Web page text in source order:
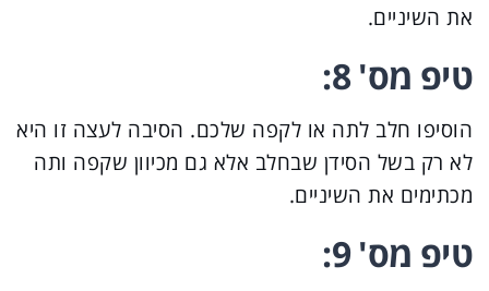
את השיניים.
טיפ מס' 8:
הוסיפו חלב לתה או לקפה שלכם. הסיבה לעצה זו היא
לא רק בשל הסידן שבחלב אלא גם מכיוון שקפה ותה
מכתימים את השיניים.
טיפ מס' 9: